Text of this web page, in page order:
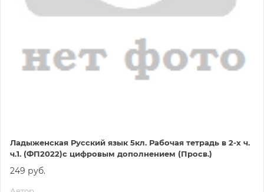
Ладыженская Русский язык 5кл. Рабочая тетрадь в 2-х ч.
ч.1. (ФП2022)с цифровым дополнением (Просв.)
249 руб.